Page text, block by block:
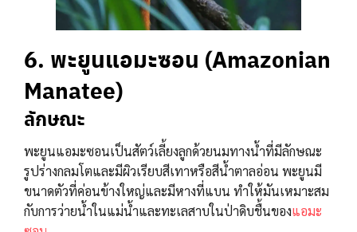
6. พะยูนแอมะซอน (Amazonian
Manatee)
ลักษณะ
พะยูนแอมะซอนเป็นสัตว์เลี้ยงลูกด้วยนมทางน้ำที่มีลักษณะ
รูปร่างกลมโตและมีผิวเรียบสีเทาหรือสีน้ำตาลอ่อน พะยูนมี
ขนาดตัวที่ค่อนข้างใหญ่และมีหางที่แบน ทำให้มันเหมาะสม
กับการว่ายน้ำในแม่น้ำและทะเลสาบในป่าดิบชื้นของแอมะ